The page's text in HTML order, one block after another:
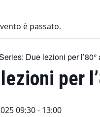
è passato.
Due lezioni per
per
09:30- 13:00